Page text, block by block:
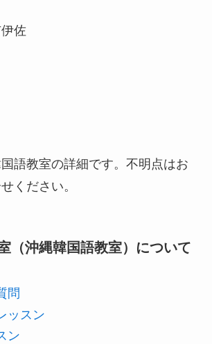
佐
語教室の詳細です。不明点はお
ください。
（沖縄韓国語教室）について
問
ッスン
ン